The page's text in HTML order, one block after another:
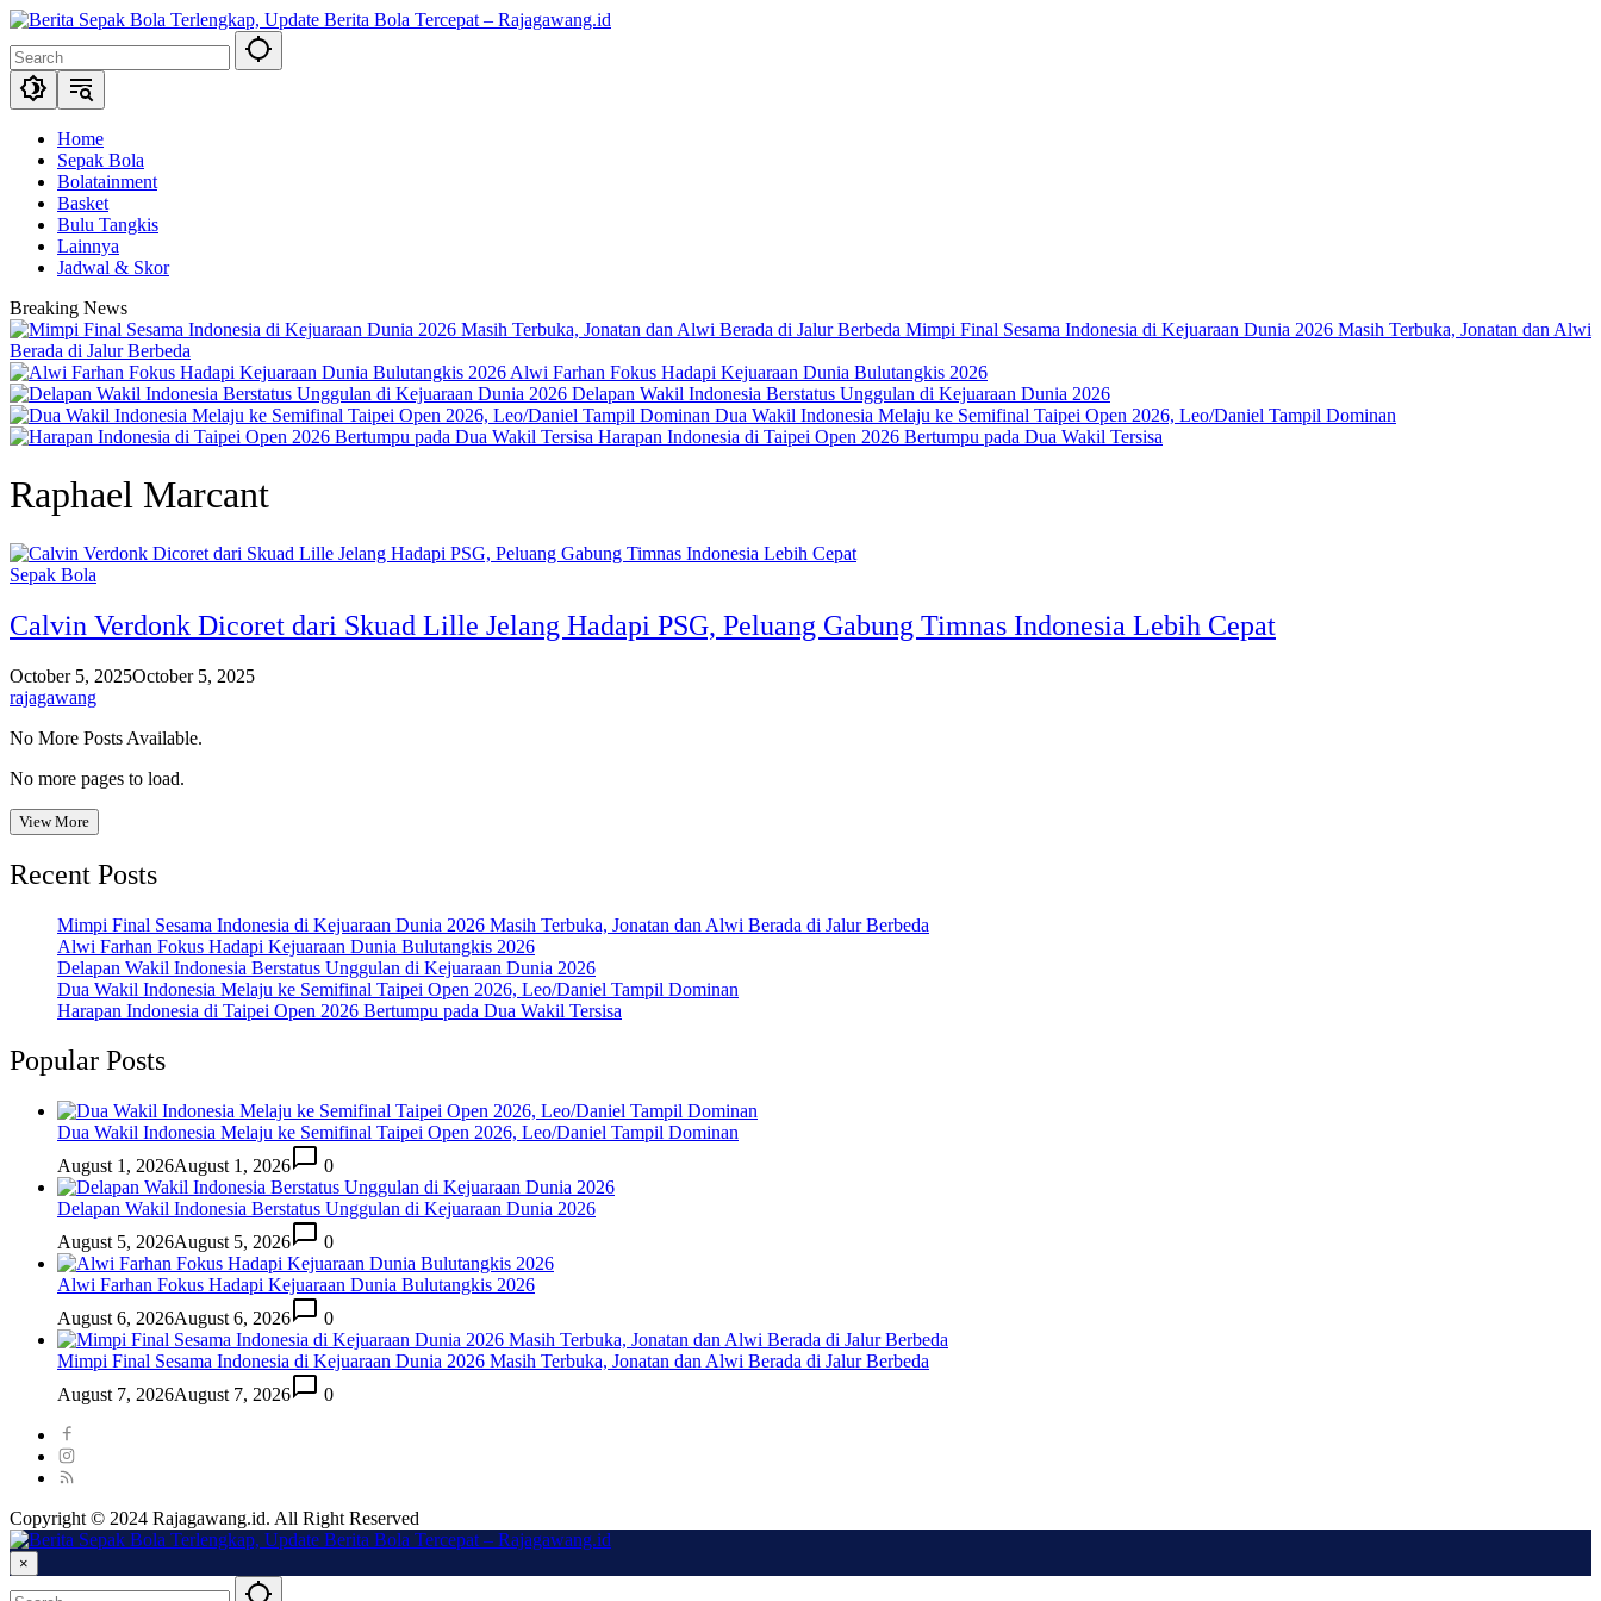
Skip
content
Home
Sepak Bola
Bolatainment
Basket
Bulu Tangkis
Lainnya
Jadwal & Skor
Breaking News
Mimpi Final Sesama Indonesia di Kejuaraan Dunia 2026 Masih Terbuka, Jonatan dan Alwi
Berada di Jalur Berbeda
Alwi Farhan Fokus Hadapi Kejuaraan Dunia Bulutangkis 2026
Delapan Wakil Indonesia Berstatus Unggulan di Kejuaraan Dunia 2026
Dua Wakil Indonesia Melaju ke Semifinal Taipei Open 2026, Leo/Daniel Tampil Dominan
Harapan Indonesia di Taipei Open 2026 Bertumpu pada Dua Wakil Tersisa
Raphael Marcant
Sepak Bola
Calvin Verdonk Dicoret dari Skuad Lille Jelang Hadapi PSG, Peluang Gabung Timnas Indonesia Lebih Cepat
October 5, 2025October 5, 2025
rajagawang
No More Posts Available.
No more pages to load.
View More
Recent Posts
Mimpi Final Sesama Indonesia di Kejuaraan Dunia 2026 Masih Terbuka, Jonatan dan Alwi Berada di Jalur Berbeda
Alwi Farhan Fokus Hadapi Kejuaraan Dunia Bulutangkis 2026
Delapan Wakil Indonesia Berstatus Unggulan di Kejuaraan Dunia 2026
Dua Wakil Indonesia Melaju ke Semifinal Taipei Open 2026, Leo/Daniel Tampil Dominan
Harapan Indonesia di Taipei Open 2026 Bertumpu pada Dua Wakil Tersisa
Popular Posts
Dua Wakil Indonesia Melaju ke Semifinal Taipei Open 2026, Leo/Daniel Tampil Dominan
August 1, 2026August 1, 2026 0
Delapan Wakil Indonesia Berstatus Unggulan di Kejuaraan Dunia 2026
August 5, 2026August 5, 2026 0
Alwi Farhan Fokus Hadapi Kejuaraan Dunia Bulutangkis 2026
August 6, 2026August 6, 2026 0
Mimpi Final Sesama Indonesia di Kejuaraan Dunia 2026 Masih Terbuka, Jonatan dan Alwi Berada di Jalur Berbeda
August 7, 2026August 7, 2026 0
Copyright © 2024 Rajagawang.id. All Right Reserved
×